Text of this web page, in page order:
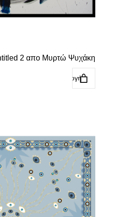
2 απο Μυρτώ Ψυχάκη
Επιλογή